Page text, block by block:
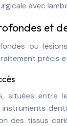
avec
et
ou
précis
situées entre
des tissus